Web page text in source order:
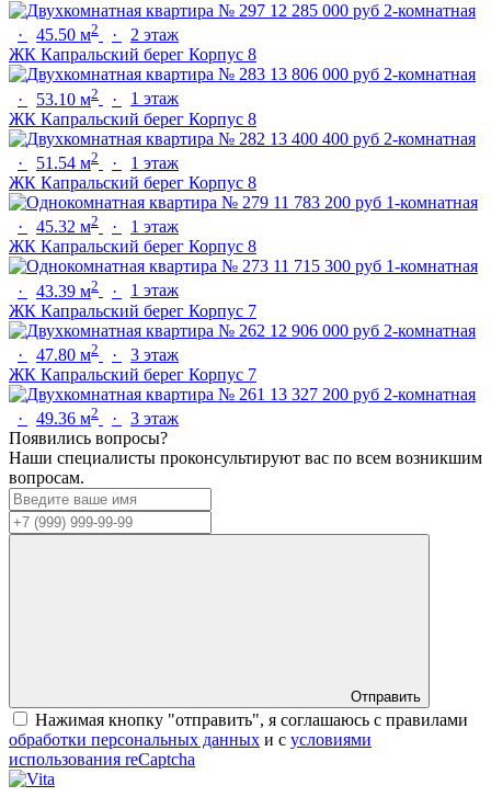
12 285 000 руб 2-комнатная
·
45.50 м2 ·
2 этаж
ЖК Капральский берег Корпус 8
13 806 000 руб 2-комнатная
·
53.10 м2 ·
1 этаж
ЖК Капральский берег Корпус 8
13 400 400 руб 2-комнатная
·
51.54 м2 ·
1 этаж
ЖК Капральский берег Корпус 8
11 783 200 руб 1-комнатная
·
45.32 м2 ·
1 этаж
ЖК Капральский берег Корпус 8
11 715 300 руб 1-комнатная
·
43.39 м2 ·
1 этаж
ЖК Капральский берег Корпус 7
12 906 000 руб 2-комнатная
·
47.80 м2 ·
3 этаж
ЖК Капральский берег Корпус 7
13 327 200 руб 2-комнатная
·
49.36 м2 ·
3 этаж
Появились вопросы?
Наши специалисты проконсультируют вас по всем возникшим
вопросам.
Отправить
Нажимая кнопку "отправить", я соглашаюсь с правилами
обработки персональных данных и с условиями
использования reCaptcha